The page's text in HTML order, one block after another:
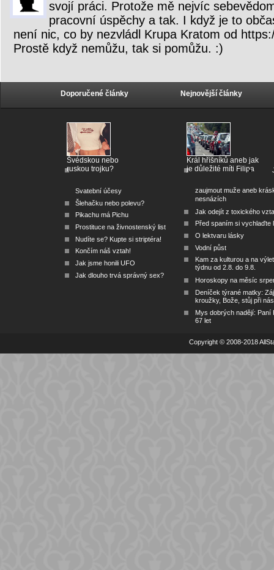
svojí práci. Protože mě nejvíc
pracovní úspěchy a tak. I když je to
není nic, co by nezvládl Krupa Kratom od
Prostě když nemůžu, tak si pomůžu. :)
Doporučené články
Švédskou nebo
ruskou trojku?
Svatební účesy
Šlehačku nebo polevu?
Pikachu má Pichu
Prostituce na živnostenský list
Nudíte se? Kupte si striptéra!
Končím náš vztah!
Jak jsme honili UFO
Jak dlouho trvá správný sex?
Nejnovější články
Král hříšníků aneb jak
je důležité míti Filipa
zaujmout muže aneb
nesnázích
Jak odejít z toxického
Před spaním si vychlaďte
O lektvaru lásky
Vodní půst
Kam za kulturou a na
týdnu od 2.8. do 9.8.
Horoskopy na měsíc
Deníček týrané matky:
kroužky, Bože, stůj při nás
Mys dobrých nadějí: Paní
67 let
Copyright © 2008-2018